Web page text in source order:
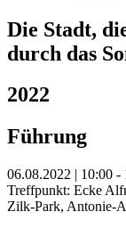
Die Stadt,
durch das
2022
Führung
06.08.2022 | 10:00 -
Treffpunkt: Ecke
Zilk-Park, Antonie-